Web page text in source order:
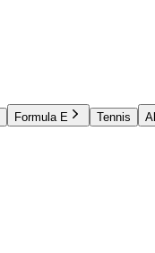
Formula E Tennis